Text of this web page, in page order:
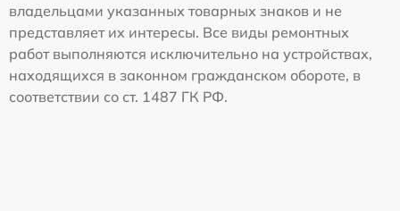
владельцами указанных товарных знаков и не
представляет их интересы. Все виды ремонтных
работ выполняются исключительно на устройствах,
находящихся в законном гражданском обороте, в
соответствии со ст. 1487 ГК РФ.